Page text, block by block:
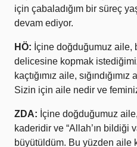
için çabaladığım bir süreç
devam ediyor.
HÖ: İçine doğduğumuz aile,
delicesine kopmak
kaçtığımız aile,
Sizin için aile nedir ve
ZDA: İçine doğduğumuz
kaderidir ve “Allah’ın bildiği
büyütüldüm. Bu yüzden aile